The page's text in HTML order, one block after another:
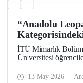
“Anadolu
Competition
Finalinde!
İTÜ Mimarlık
Üniversitesi
ekibi, “Çayönü AI-
13 May 2026